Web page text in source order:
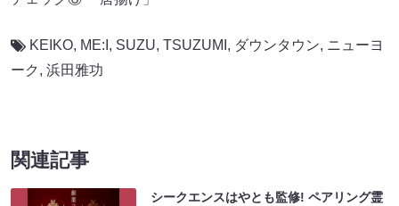
KEIKO, ME:I , SUZU, TSUZUMI , ダウンタウン, ニューヨ
ーク , 浜田雅功
関連記事
シークエンスはやとも監修! ペアリング霊